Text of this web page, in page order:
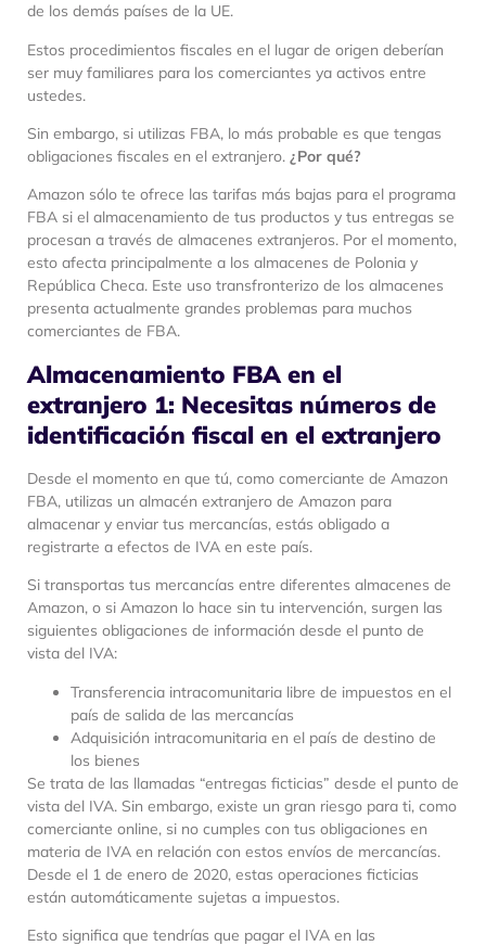
de los demás países de la UE.
Estos procedimientos fiscales en el lugar de origen deberían
ser muy familiares para los comerciantes ya activos entre
ustedes.
Sin embargo, si utilizas FBA, lo más probable es que tengas
obligaciones fiscales en el extranjero. ¿Por qué?
Amazon sólo te ofrece las tarifas más bajas para el programa
FBA si el almacenamiento de tus productos y tus entregas se
procesan a través de almacenes extranjeros. Por el momento,
esto afecta principalmente a los almacenes de Polonia y
República Checa. Este uso transfronterizo de los almacenes
presenta actualmente grandes problemas para muchos
comerciantes de FBA.
Almacenamiento FBA en el
extranjero 1: Necesitas números de
identificación fiscal en el extranjero
Desde el momento en que tú, como comerciante de Amazon
FBA, utilizas un almacén extranjero de Amazon para
almacenar y enviar tus mercancías, estás obligado a
registrarte a efectos de IVA en este país.
Si transportas tus mercancías entre diferentes almacenes de
Amazon, o si Amazon lo hace sin tu intervención, surgen las
siguientes obligaciones de información desde el punto de
vista del IVA:
Transferencia intracomunitaria libre de impuestos en el
país de salida de las mercancías
Adquisición intracomunitaria en el país de destino de
los bienes
Se trata de las llamadas “entregas ficticias” desde el punto de
vista del IVA. Sin embargo, existe un gran riesgo para ti, como
comerciante online, si no cumples con tus obligaciones en
materia de IVA en relación con estos envíos de mercancías.
Desde el 1 de enero de 2020, estas operaciones ficticias
están automáticamente sujetas a impuestos.
Esto significa que tendrías que pagar el IVA en las